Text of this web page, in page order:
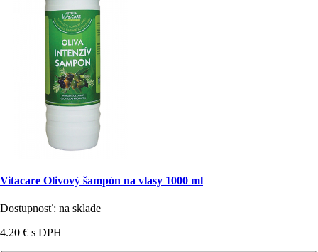
Vitacare Olivový šampón na vlasy 1000 ml
Dostupnosť: na sklade
4.20 € s DPH